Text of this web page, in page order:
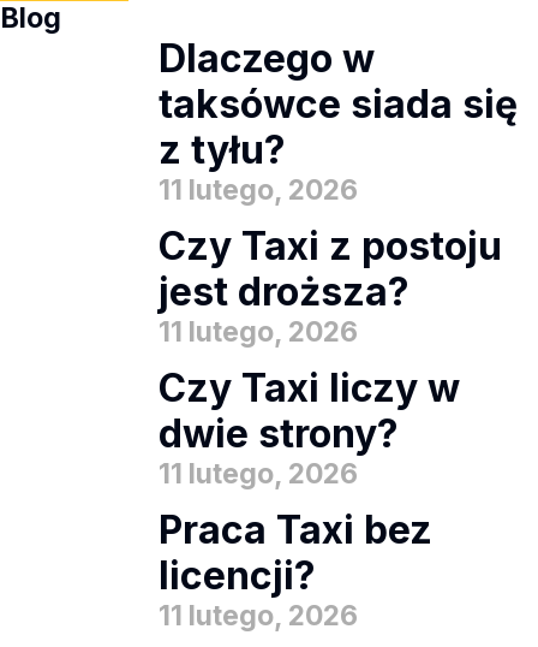
Blog
Dlaczego w
taksówce siada się
z tyłu?
11 lutego, 2026
Czy Taxi z postoju
jest droższa?
11 lutego, 2026
Czy Taxi liczy w
dwie strony?
11 lutego, 2026
Praca Taxi bez
licencji?
11 lutego, 2026